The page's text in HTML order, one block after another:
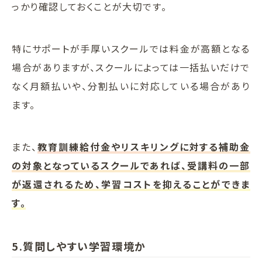
っかり確認しておくことが大切です。
特にサポートが手厚いスクールでは料金が高額となる
場合がありますが、スクールによっては一括払いだけで
なく月額払いや、分割払いに対応している場合があり
ます。
また、教育訓練給付金やリスキリングに対する補助金
の対象となっているスクールであれば、受講料の一部
が返還されるため、学習コストを抑えることができま
す。
5.質問しやすい学習環境か